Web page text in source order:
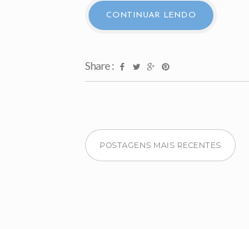
CONTINUAR LENDO
Share :
POSTAGENS MAIS RECENTES